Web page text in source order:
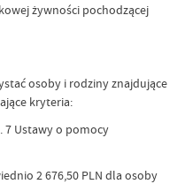
żywności pochodzącej
osoby i rodziny znajdujące
kryteria:
7 Ustawy o pomocy
2 676,50 PLN dla osoby